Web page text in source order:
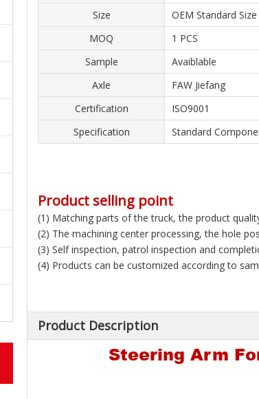
Size
OEM Standard Size
MOQ
1 PCS
Sample
Avaiblable
Axle
FAW Jiefang
Certification
ISO9001
Specification
Standard
Product selling point
(1) Matching parts of the truck, the product
(2) The machining center processing, the hole
(3) Self inspection, patrol inspection and
(4) Products can be customized according to
Product Description
Steering Arm